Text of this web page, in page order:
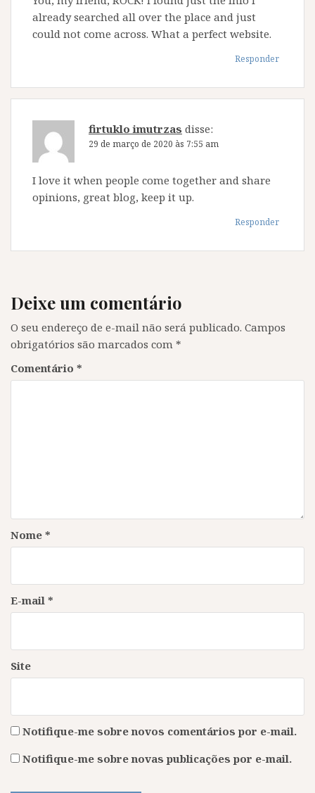
already searched all over the place and just
could not come across. What a perfect website.
Responder
firtuklo imutrzas disse:
29 de março de 2020 às 7:55 am
I love it when people come together and share
opinions, great blog, keep it up.
Responder
Deixe um comentário
O seu endereço de e-mail não será publicado. Campos
obrigatórios são marcados com *
Comentário *
Nome *
E-mail *
Site
Notifique-me sobre novos comentários por e-mail.
Notifique-me sobre novas publicações por e-mail.